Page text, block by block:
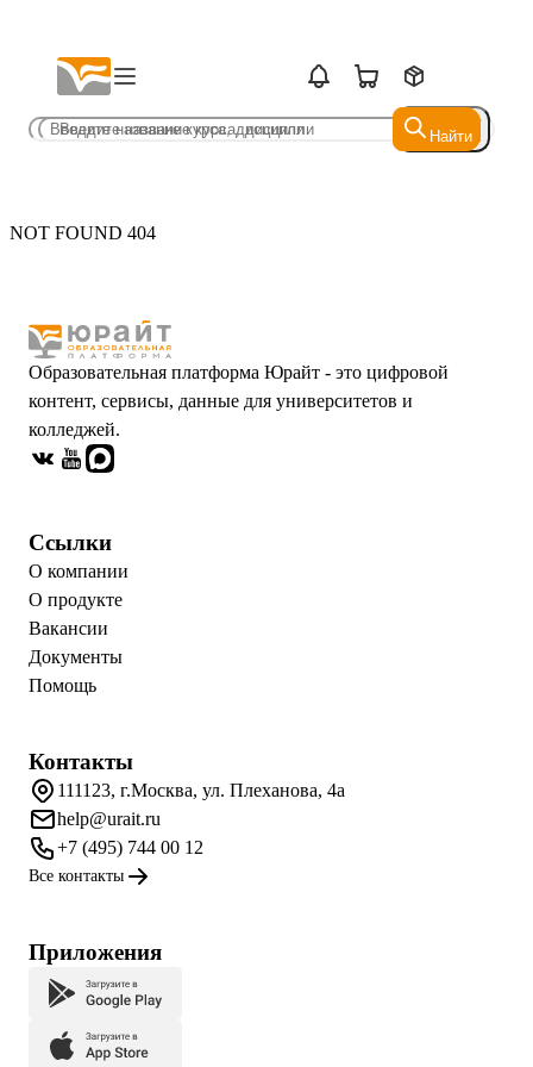
Найти
Найти
NOT FOUND 404
Образовательная платформа Юрайт - это цифровой
контент, сервисы, данные для университетов и
колледжей.
Ссылки
О компании
О продукте
Вакансии
Документы
Помощь
Контакты
111123, г.Москва, ул. Плеханова, 4а
help@urait.ru
+7 (495) 744 00 12
Все контакты
Приложения